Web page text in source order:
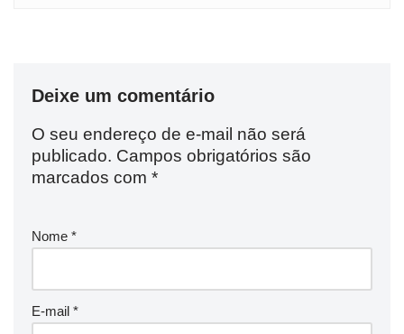
Deixe um comentário
O seu endereço de e-mail não será
publicado. Campos obrigatórios são
marcados com *
Nome *
E-mail *